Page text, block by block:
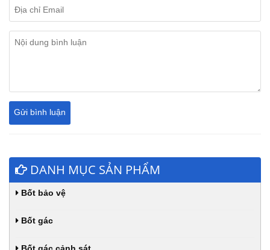
DANH MỤC SẢN PHẨM
Bốt bảo vệ
Bốt gác